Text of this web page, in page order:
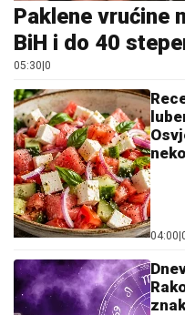
Paklene vrućine
BiH i do 40
05:30|0
04:00|